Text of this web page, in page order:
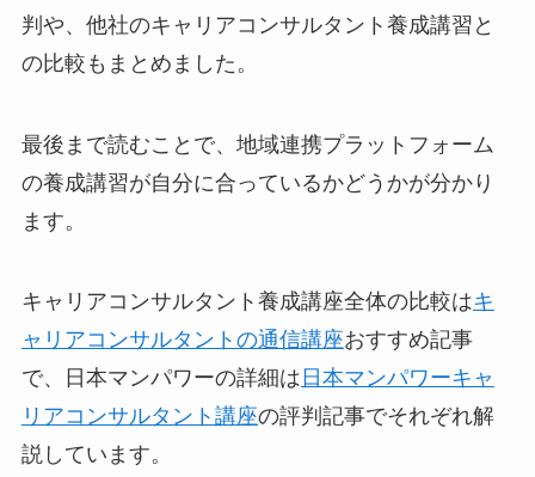
判や、他社のキャリアコンサルタント養成講習と
の比較もまとめました。
最後まで読むことで、地域連携プラットフォーム
の養成講習が自分に合っているかどうかが分かり
ます。
キャリアコンサルタント養成講座全体の比較はキ
ャリアコンサルタントの通信講座おすすめ記事
で、日本マンパワーの詳細は 日本マンパワーキャ
リアコンサルタント講座の評判記事でそれぞれ解
説しています。